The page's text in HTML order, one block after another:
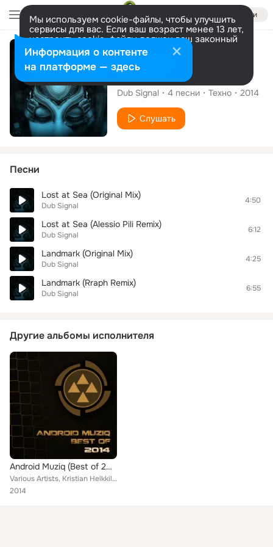
Войти
Мы используем cookie-файлы, чтобы улучшить
сервисы для вас. Если ваш возраст менее 13 лет,
настроить cookie-файлы должен ваш законный
представитель. Больше информации
Разрешить все Настроить
Альбом
Lost at Sea
Dub Signal 4 песни Техно 2014
Слушать
Песни
Lost at Sea (Original Mix)
Dub Signal
4:50
Lost at Sea (Alessio Pili Remix)
Dub Signal
6:12
Landmark (Original Mix)
Dub Signal
4:25
Landmark (Rraph Remix)
Dub Signal
6:55
Другие альбомы исполнителя
Android Muziq (Best of 2014)
Various Artists, Kristian Heikkilä, Contort, Dub Signal, Electric Rescue, Klauz, Alessio Pili, Corvum, Uzb, Doka, D.O.O.M, Doria...
2014
Информация о контенте
на платформе — здесь